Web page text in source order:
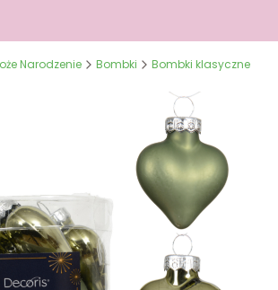
Narodzenie Bombki Bombki klasyczne